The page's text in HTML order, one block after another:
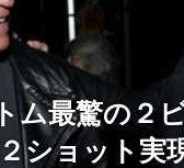
ム最驚の２
ショット実